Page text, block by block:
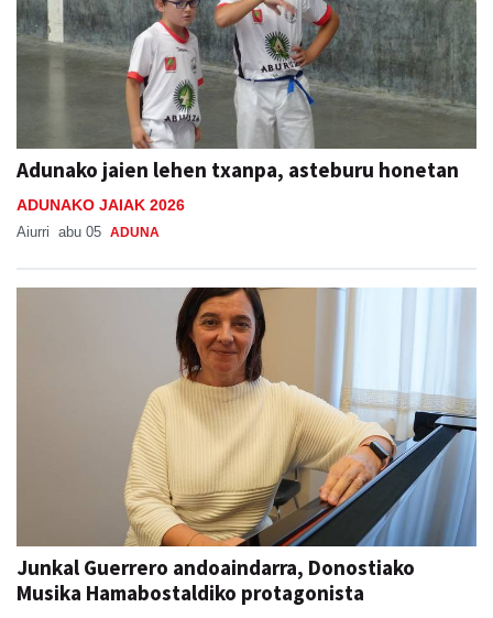
Adunako jaien lehen txanpa, asteburu honetan
ADUNAKO JAIAK 2026
Aiurri abu 05 ADUNA
Junkal Guerrero andoaindarra, Donostiako
Musika Hamabostaldiko protagonista